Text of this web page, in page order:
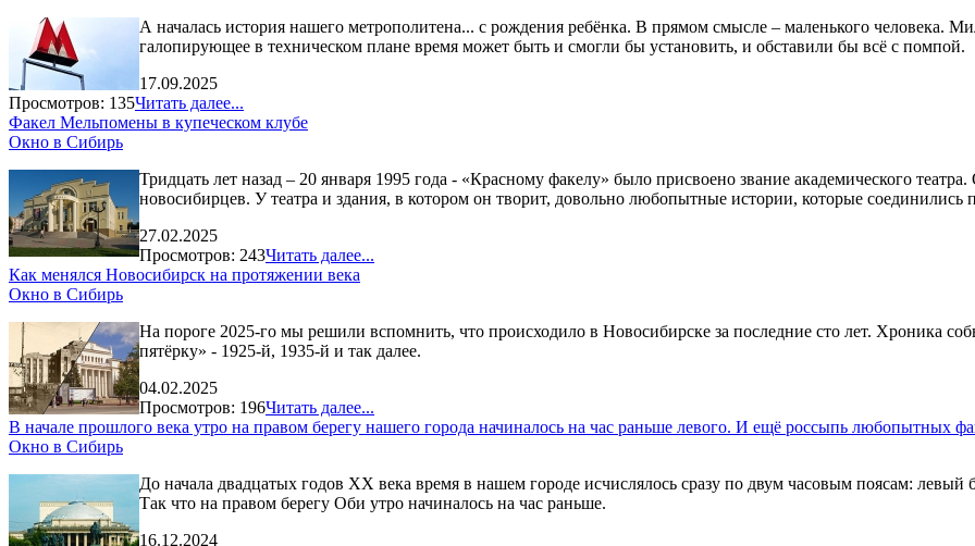
А началась история нашего метрополитена... с рождения ребёнка. В прямом смысле – маленького человека.
галопирующее в техническом плане время может быть и смогли бы установить, и обставили бы всё с помпой.
17.09.2025
Просмотров: 135Читать далее...
Факел Мельпомены в купеческом клубе
Окно в Сибирь
Тридцать лет назад – 20 января 1995 года - «Красному факелу» было присвоено звание академического
новосибирцев. У театра и здания, в котором он творит, довольно любопытные истории, которые соединились
27.02.2025
Просмотров: 243Читать далее...
Как менялся Новосибирск на протяжении века
Окно в Сибирь
На пороге 2025-го мы решили вспомнить, что происходило в Новосибирске за последние сто лет. Хроника
пятёрку» - 1925-й, 1935-й и так далее.
04.02.2025
Просмотров: 196Читать далее...
В начале прошлого века утро на правом берегу нашего города начиналось на час раньше левого. И ещё россыпь любопытных
Окно в Сибирь
До начала двадцатых годов XX века время в нашем городе исчислялось сразу по двум часовым поясам:
Так что на правом берегу Оби утро начиналось на час раньше.
16.12.2024